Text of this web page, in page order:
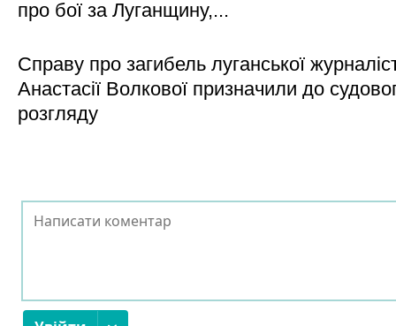
про бої за Луганщину,...
Справу про загибель луганської
Анастасії Волкової призначили до
розгляду